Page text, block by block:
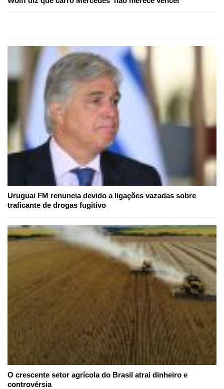
Uruguai FM renuncia devido a ligações vazadas sobre
traficante de drogas fugitivo
O crescente setor agrícola do Brasil atrai dinheiro e
controvérsia